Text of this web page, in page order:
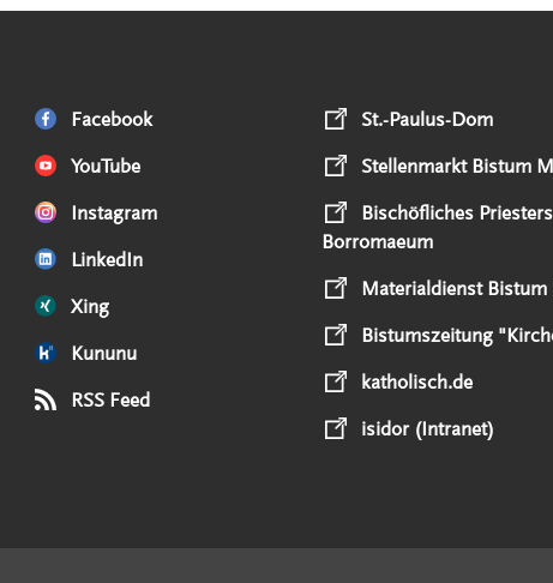
Facebook
YouTube
Instagram
LinkedIn
Xing
Kununu
RSS Feed
St.-Paulus-Dom
Stellenmarkt Bistum
Bischöfliches
Borromaeum
Materialdienst
Bistumszeitung
katholisch.de
isidor (Intranet)